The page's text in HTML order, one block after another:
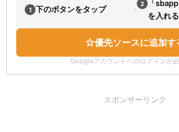
1 下のボタンをタップ › 2
「
を入れる
優先ソースに追加す
Googleアカウントへのログインが
スポンサーリンク